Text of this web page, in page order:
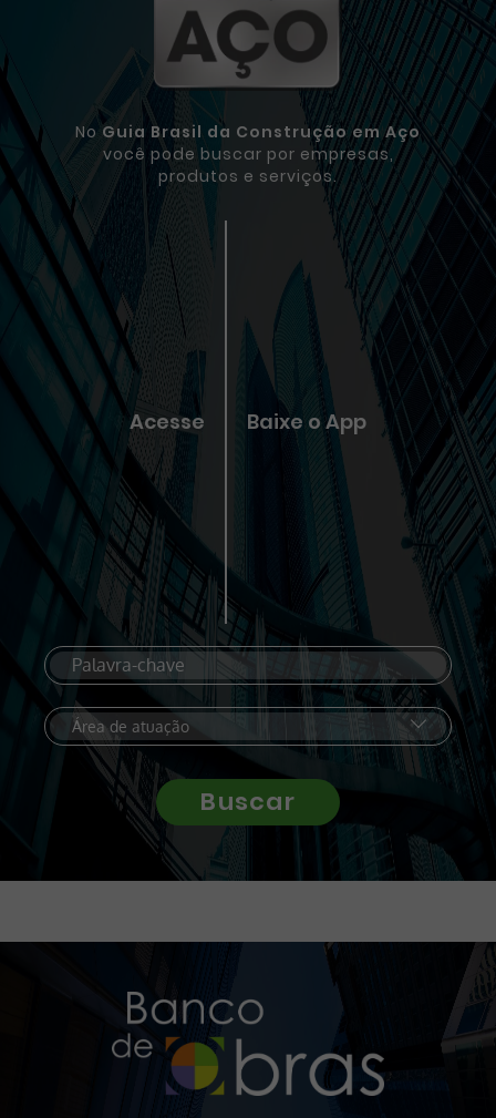
Acesse Baixe o App
Buscar
No Guia Brasil da Construção em Aço
você pode buscar por empresas,
produtos e serviços.